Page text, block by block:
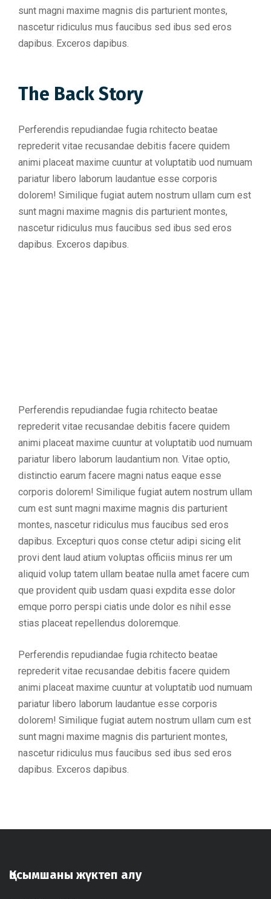
sunt magni maxime magnis dis parturient montes,
nascetur ridiculus mus faucibus sed ibus sed eros
dapibus. Exceros dapibus.
The Back Story
Perferendis repudiandae fugia rchitecto beatae
reprederit vitae recusandae debitis facere quidem
animi placeat maxime cuuntur at voluptatib uod numuam
pariatur libero laborum laudantue esse corporis
dolorem! Similique fugiat autem nostrum ullam cum est
sunt magni maxime magnis dis parturient montes,
nascetur ridiculus mus faucibus sed ibus sed eros
dapibus. Exceros dapibus.
Perferendis repudiandae fugia rchitecto beatae
reprederit vitae recusandae debitis facere quidem
animi placeat maxime cuuntur at voluptatib uod numuam
pariatur libero laborum laudantium non. Vitae optio,
distinctio earum facere magni natus eaque esse
corporis dolorem! Similique fugiat autem nostrum ullam
cum est sunt magni maxime magnis dis parturient
montes, nascetur ridiculus mus faucibus sed eros
dapibus. Excepturi quos conse ctetur adipi sicing elit
provi dent laud atium voluptas officiis minus rer um
aliquid volup tatem ullam beatae nulla amet facere cum
que provident quib usdam quasi expdita esse dolor
emque porro perspi ciatis unde dolor es nihil esse
stias placeat repellendus doloremque.
Perferendis repudiandae fugia rchitecto beatae
reprederit vitae recusandae debitis facere quidem
animi placeat maxime cuuntur at voluptatib uod numuam
pariatur libero laborum laudantue esse corporis
dolorem! Similique fugiat autem nostrum ullam cum est
sunt magni maxime magnis dis parturient montes,
nascetur ridiculus mus faucibus sed ibus sed eros
dapibus. Exceros dapibus.
Қосымшаны жүктеп алу